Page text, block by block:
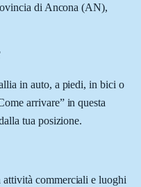
di Ancona (AN),
in auto, a piedi, in bici o
arrivare” in questa
tua posizione.
commerciali e luoghi